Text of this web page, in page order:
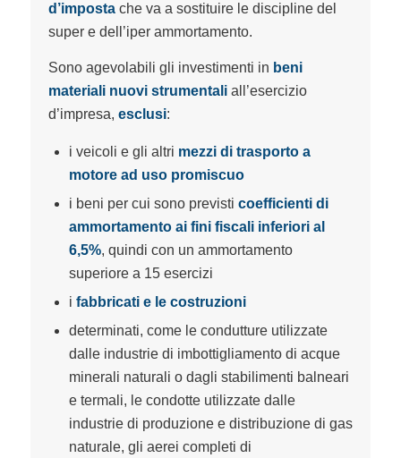
d’impostache va a sostituire le discipline del
super e dell’iper ammortamento.
Sono agevolabili gli investimenti in beni
materiali nuovi strumentaliall’esercizio
d’impresa, esclusi:
i veicoli e gli altri mezzi di trasporto a
motore ad uso promiscuo
i beni per cui sono previsti coefficienti di
ammortamento ai fini fiscali inferiori al
6,5%, quindi con un ammortamento
superiore a 15 esercizi
i fabbricati e le costruzioni
determinati, come le condutture utilizzate
dalle industrie di imbottigliamento di acque
minerali naturali o dagli stabilimenti balneari
e termali, le condotte utilizzate dalle
industrie di produzione e distribuzione di gas
naturale, gli aerei completi di